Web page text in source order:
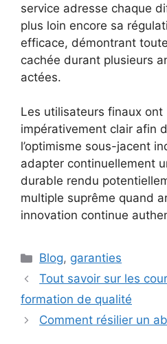
service adresse chaque
plus loin encore sa
efficace, démontrant
cachée durant plusieurs
actées.
Les utilisateurs finaux ont
impérativement clair afin
l’optimisme sous-jacent
adapter continuellement
durable rendu
multiple suprême quand
innovation continue
Catégories
Blog, garanties
Tout savoir sur les
formation de qualité
Comment résilier un